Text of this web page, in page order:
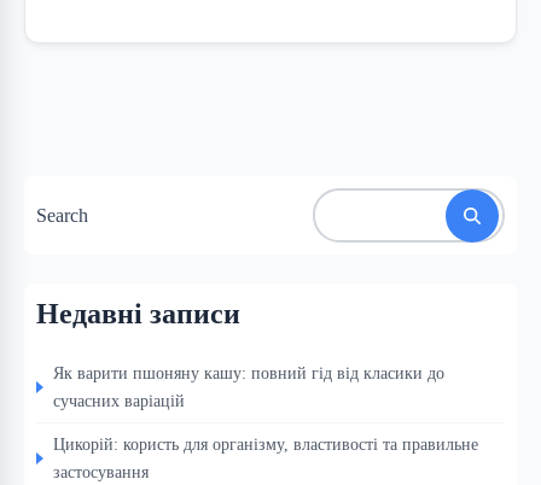
Search
Недавні записи
Як варити пшоняну кашу: повний гід від класики до
сучасних варіацій
Цикорій: користь для організму, властивості та правильне
застосування